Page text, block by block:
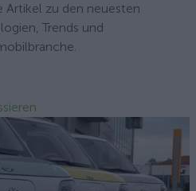
Artikel zu den neuesten
Trends und